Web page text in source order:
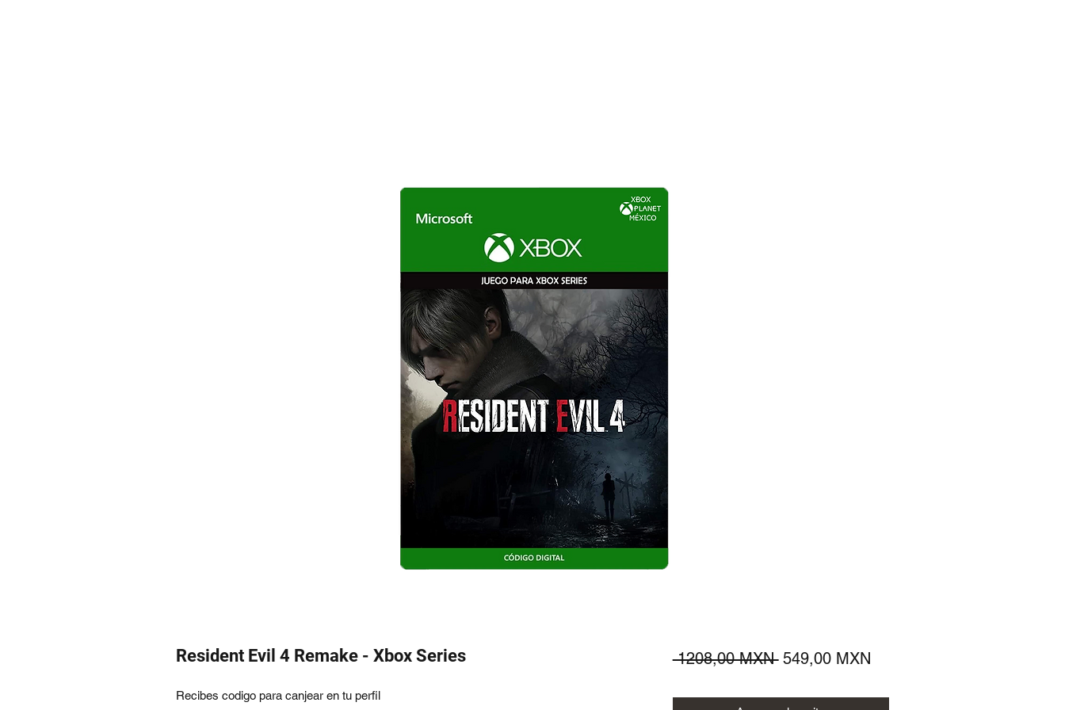
Resident Evil 4 Remake - Xbox Series
Recibes codigo para canjear en tu perfil
1208,00 MXN Precio
549,00 MXNPrecio